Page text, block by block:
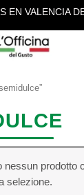
EN VALENCIA
nessun prodotto
selezione.